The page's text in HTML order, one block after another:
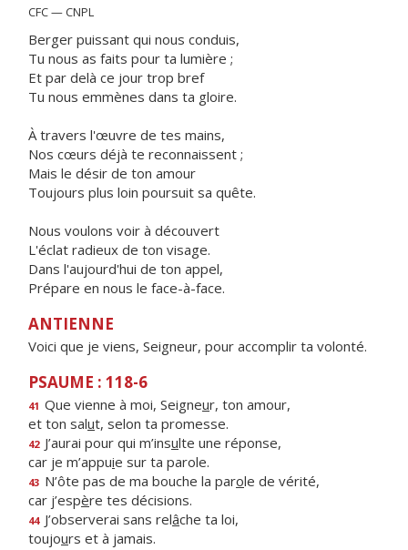
CFC — CNPL
Berger puissant qui nous conduis,
Tu nous as faits pour ta lumière ;
Et par delà ce jour trop bref
Tu nous emmènes dans ta gloire.
À travers l'œuvre de tes mains,
Nos cœurs déjà te reconnaissent ;
Mais le désir de ton amour
Toujours plus loin poursuit sa quête.
Nous voulons voir à découvert
L'éclat radieux de ton visage.
Dans l'aujourd'hui de ton appel,
Prépare en nous le face-à-face.
ANTIENNE
Voici que je viens, Seigneur, pour accomplir ta volonté.
PSAUME : 118-6
41 Que vienne à moi, Seigneur, ton amour,
et ton salut, selon ta promesse.
42 J’aurai pour qui m’insulte une réponse,
car je m’appuie sur ta parole.
43 N’ôte pas de ma bouche la parole de vérité,
car j’espère tes décisions.
44 J’observerai sans relâche ta loi,
toujours et à jamais.